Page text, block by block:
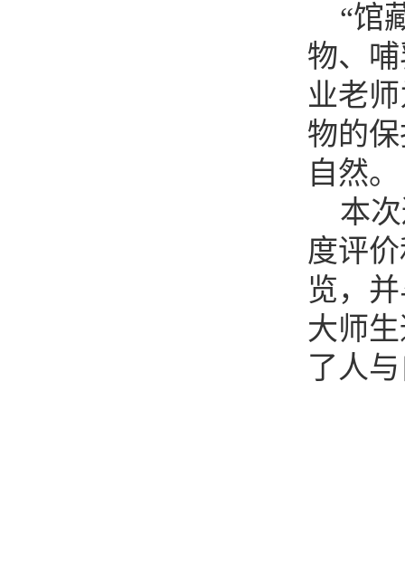
“馆
物、
业老
物的
自然。
本次
度评
览，
大师
了人